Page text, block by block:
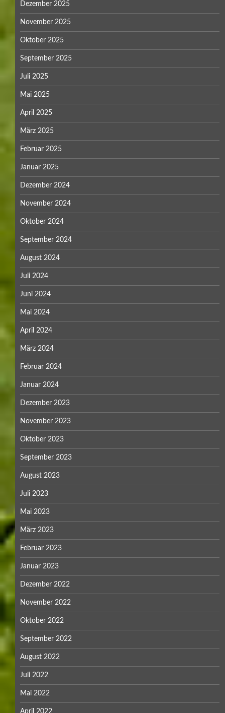
Dezember 2025
November 2025
Oktober 2025
September 2025
Juli 2025
Mai 2025
April 2025
März 2025
Februar 2025
Januar 2025
Dezember 2024
November 2024
Oktober 2024
September 2024
August 2024
Juli 2024
Juni 2024
Mai 2024
April 2024
März 2024
Februar 2024
Januar 2024
Dezember 2023
November 2023
Oktober 2023
September 2023
August 2023
Juli 2023
Mai 2023
März 2023
Februar 2023
Januar 2023
Dezember 2022
November 2022
Oktober 2022
September 2022
August 2022
Juli 2022
Mai 2022